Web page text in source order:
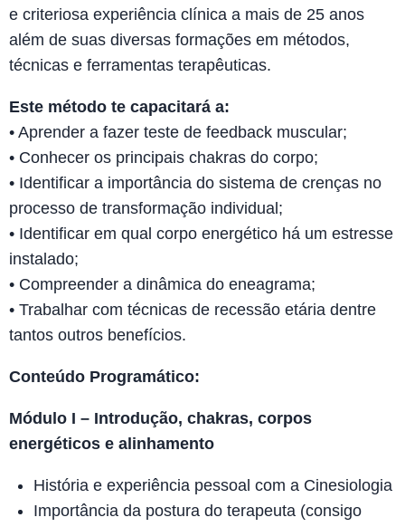
e criteriosa experiência clínica a mais de 25 anos
além de suas diversas formações em métodos,
técnicas e ferramentas terapêuticas.
Este método te capacitará a:
• Aprender a fazer teste de feedback muscular;
• Conhecer os principais chakras do corpo;
• Identificar a importância do sistema de crenças no
processo de transformação individual;
• Identificar em qual corpo energético há um estresse
instalado;
• Compreender a dinâmica do eneagrama;
• Trabalhar com técnicas de recessão etária dentre
tantos outros benefícios.
Conteúdo Programático:
Módulo I – Introdução, chakras, corpos
energéticos e alinhamento
História e experiência pessoal com a Cinesiologia
Importância da postura do terapeuta (consigo